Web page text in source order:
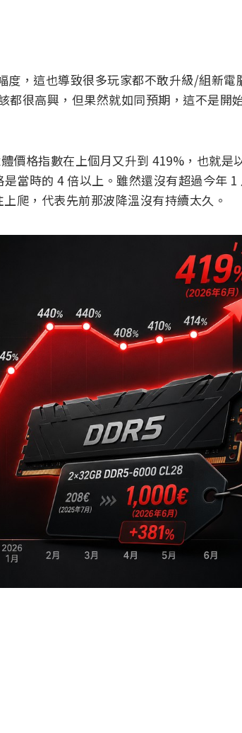
，這也導致很多玩家都不敢升級/組新電
都很高興，但果然就如同預期，這不是開
價格指數在上個月又升到 419%，也就是
當時的 4 倍以上。雖然還沒有超過今年 1
爬，代表先前那波降溫沒有持續太久。